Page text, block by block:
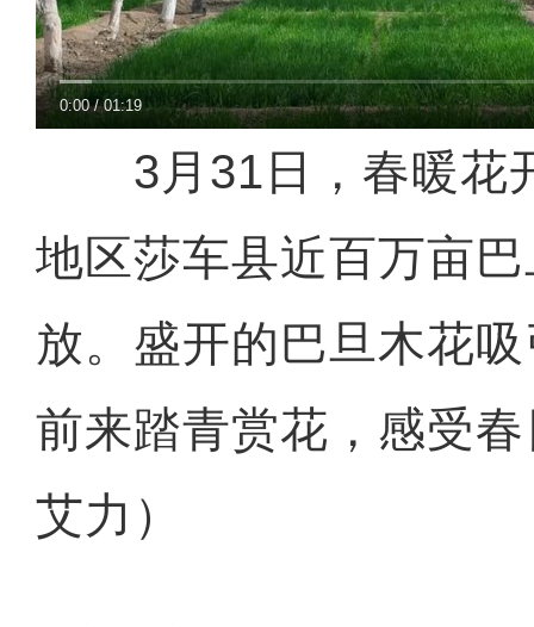
0:00/01:19
3月31日，春暖花
地区莎车县近百万亩
放。盛开的巴旦木花
前来踏青赏花，感受
艾力）